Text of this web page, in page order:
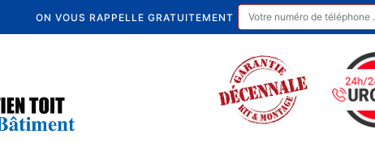
ON VOUS RAPPELLE GRATUITEMENT